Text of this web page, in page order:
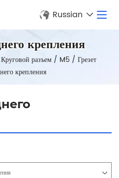
Russian
крепления
Круговой разъем / M5 / Грезет
крепления